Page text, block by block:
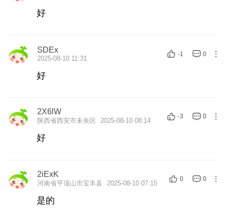
好
SDEx
2025-08-10 11:31
-1 0
好
2X6lW
陕西省西安市未央区 2025-08-10 08:14
-3 0
好
2iExK
河南省平顶山市宝丰县 2025-08-10 07:15
0 0
是的